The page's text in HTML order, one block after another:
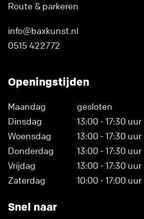
Route & parkeren
info@baxkunst.nl
0515 422772
Openingstijden
Maandag
gesloten
Dinsdag
13:00 - 17:30 uur
Woensdag
13:00 - 17:30 uur
Donderdag
13:00 - 17:30 uur
Vrijdag
13:00 - 17:30 uur
Zaterdag
10:00 - 17:00 uur
Snel naar